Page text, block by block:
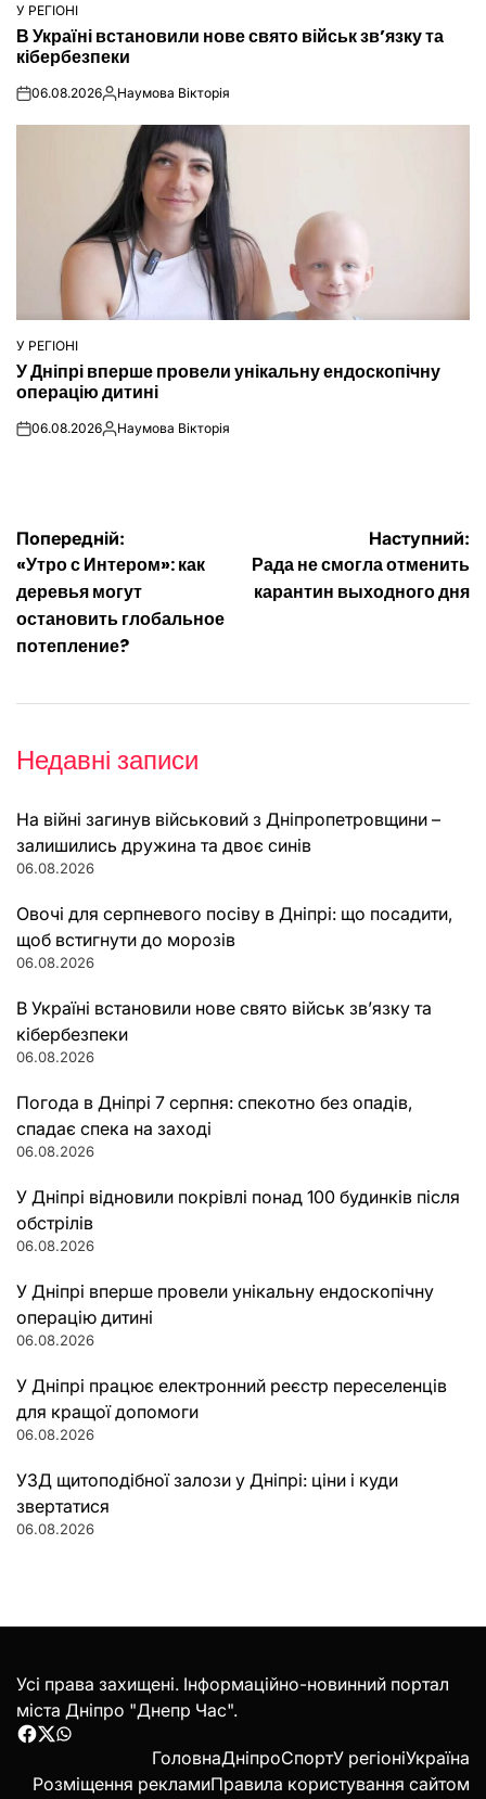
ОПУБЛІКУВАТИ
У
У РЕГІОНІ
В Україні встановили нове свято військ зв’язку та
кібербезпеки
on06.08.2026Опубліковано
Наумова Вікторія
ОПУБЛІКУВАТИ
У
У РЕГІОНІ
У Дніпрі вперше провели унікальну ендоскопічну
операцію дитині
on06.08.2026Опубліковано
Наумова Вікторія
Навігація
записів
Попередній:
«Утро с Интером»: как
деревья могут
остановить глобальное
потепление?
Наступний:
Рада не смогла отменить
карантин выходного дня
Недавні записи
На війні загинув військовий з Дніпропетровщини –
залишились дружина та двоє синів
06.08.2026
Овочі для серпневого посіву в Дніпрі: що посадити,
щоб встигнути до морозів
06.08.2026
В Україні встановили нове свято військ зв’язку та
кібербезпеки
06.08.2026
Погода в Дніпрі 7 серпня: спекотно без опадів,
спадає спека на заході
06.08.2026
У Дніпрі відновили покрівлі понад 100 будинків після
обстрілів
06.08.2026
У Дніпрі вперше провели унікальну ендоскопічну
операцію дитині
06.08.2026
У Дніпрі працює електронний реєстр переселенців
для кращої допомоги
06.08.2026
УЗД щитоподібної залози у Дніпрі: ціни і куди
звертатися
06.08.2026
Усі права захищені. Інформаційно-новинний портал
міста Дніпро "Днепр Час".
Facebook
Twitter
WhatsApp
ГоловнаДніпроСпортУ регіоніУкраїна
Розміщення рекламиПравила користування сайтом